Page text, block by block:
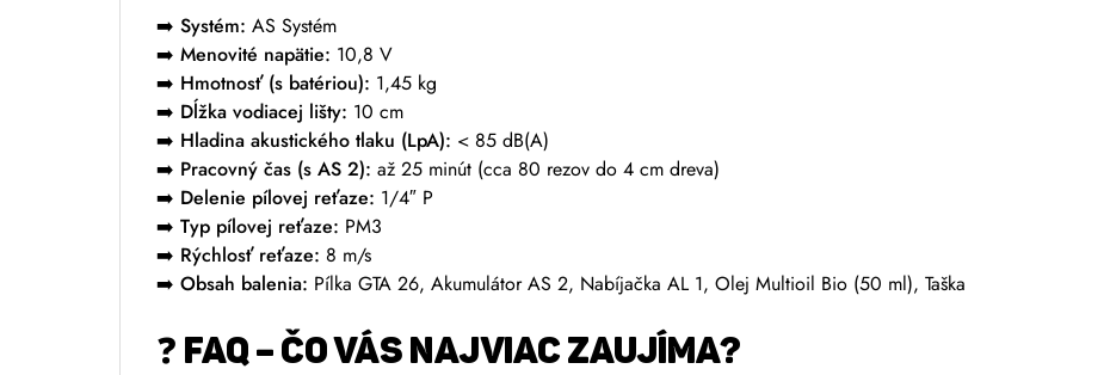
➡️ Systém: AS Systém
➡️ Menovité napätie: 10,8 V
➡️ Hmotnosť (s batériou): 1,45 kg
➡️ Dĺžka vodiacej lišty: 10 cm
➡️ Hladina akustického tlaku (LpA): < 85 dB(A)
➡️ Pracovný čas (s AS 2): až 25 minút (cca 80 rezov do 4 cm dreva)
➡️ Delenie pílovej reťaze: 1/4″ P
➡️ Typ pílovej reťaze: PM3
➡️ Rýchlosť reťaze: 8 m/s
➡️ Obsah balenia: Pílka GTA 26, Akumulátor AS 2, Nabíjačka AL 1, Olej Multioil Bio (50 ml), Taška
❓ FAQ – ČO VÁS NAJVIAC ZAUJÍMA?